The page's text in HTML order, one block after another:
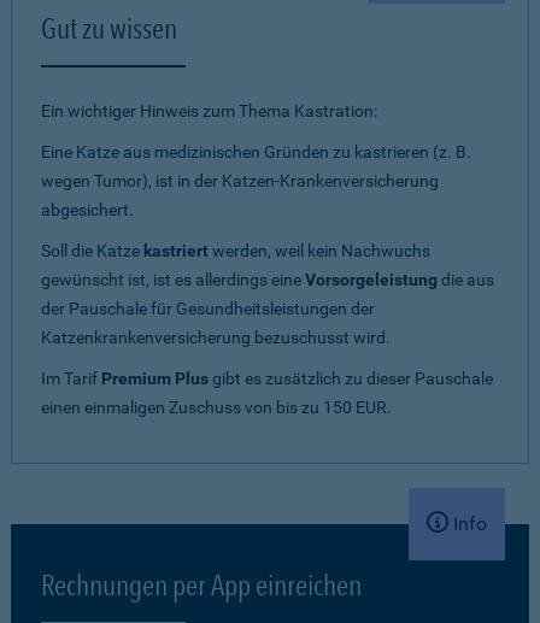
Gut zu wissen
Ein wichtiger Hinweis zum Thema Kastration:
Eine Katze aus medizinischen Gründen zu kastrieren (z. B.
wegen Tumor), ist in der Katzen-Krankenversicherung
abgesichert.
Soll die Katze kastriertwerden, weil kein Nachwuchs
gewünscht ist, ist es allerdings eineVorsorgeleistung die aus
der Pauschale für Gesundheitsleistungen der
Katzenkrankenversicherung bezuschusst wird.
Im Tarif Premium Plusgibt es zusätzlich zu dieser Pauschale
einen einmaligen Zuschuss von bis zu 150 EUR.
Info
Rechnungen per App einreichen